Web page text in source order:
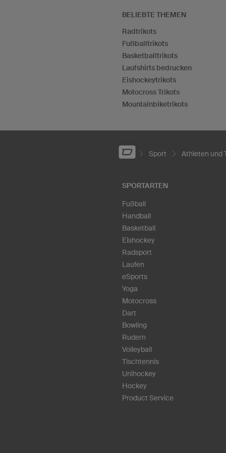
BELIEBTE THEMEN
Radtrikots
Fußballtrikots
Basketballtrikots
Laufshirts bedrucken
Eishockeytrikots
Motocross Trikots
Mountainbiketrikots
Sport Athleten und
SPORTARTEN
Fußball
Handball
Basketball
Eishockey
Radsport
Laufen
eSports
Yoga
Motocross
Dart
Bowling
Rudern
Volleyball
Tischtennis
Unihockey
Hockey
Product Service